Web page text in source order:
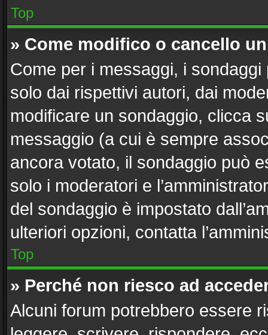
Top
» Come modifico o cancello
Come per i messaggi, i
solo dai rispettivi autori, dai
modificare un sondaggio, clicca
messaggio (a cui è sempre
ancora votato, il sondaggio può
solo i moderatori e
del sondaggio è impostato
ulteriori opzioni, contatta
Top
» Perché non riesco ad
Alcuni forum potrebbero essere